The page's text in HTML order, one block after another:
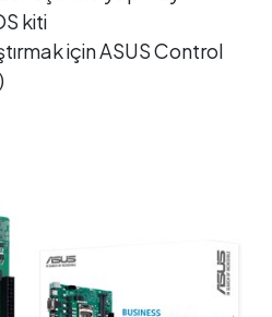
kiti
için ASUS Control